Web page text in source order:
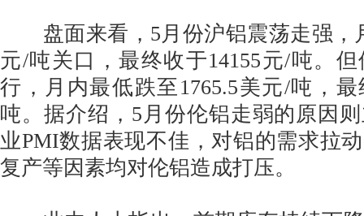
盘面来看，5月份沪铝震荡走强，
元/吨关口，最终收于14155元/吨。
行，月内最低跌至1765.5美元/吨，最
吨。据介绍，5月份伦铝走弱的原因
业PMI数据表现不佳，对铝的需求拉
复产等因素均对伦铝造成打压。